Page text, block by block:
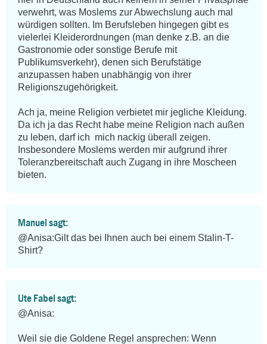
verwehrt, was Moslems zur Abwechslung auch mal
würdigen sollten. Im Berufsleben hingegen gibt es
vielerlei Kleiderordnungen (man denke z.B. an die
Gastronomie oder sonstige Berufe mit
Publikumsverkehr), denen sich Berufstätige
anzupassen haben unabhängig von ihrer
Religionszugehörigkeit.
Ach ja, meine Religion verbietet mir jegliche Kleidung.
Da ich ja das Recht habe meine Religion nach außen
zu leben, darf ich  mich nackig überall zeigen.
Insbesondere Moslems werden mir aufgrund ihrer
Toleranzbereitschaft auch Zugang in ihre Moscheen
bieten.
Manuel sagt:
@Anisa:Gilt das bei Ihnen auch bei einem Stalin-T-
Shirt?
Ute Fabel sagt:
@Anisa:
Weil sie die Goldene Regel ansprechen: Wenn